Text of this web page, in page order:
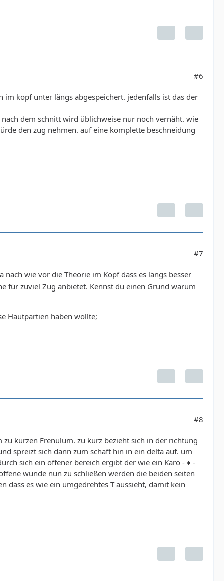
#6
kopf unter längs abgespeichert. jedenfalls ist das der
dem schnitt wird üblichweise nur noch vernäht. wie
den zug nehmen. auf eine komplette beschneidung
#7
wie vor die Theorie im Kopf dass es längs besser
für zuviel Zug anbietet. Kennst du einen Grund warum
Hautpartien haben wollte;
#8
kurzen Frenulum. zu kurz bezieht sich in der richtung
spreizt sich dann zum schaft hin in ein delta auf. um
sich ein offener bereich ergibt der wie ein Karo - ♦ -
wunde nun zu schließen werden die beiden seiten
dass es wie ein umgedrehtes T aussieht, damit kein